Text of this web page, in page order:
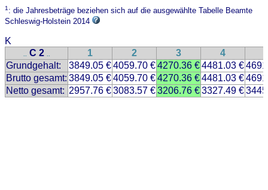
1: die Jahresbeträge beziehen sich auf die ausgewählte Tabelle Beamte
Schleswig-Holstein 2014
K
.. C 2 .. 1 2 3 4
Grundgehalt:
3849.05 €4059.70 €4270.36 €4481.03 €
Brutto gesamt: 3849.05 €4059.70 €4270.36 €4481.03 €
Netto gesamt: 2957.76 €3083.57 €3206.76 €3327.49 €